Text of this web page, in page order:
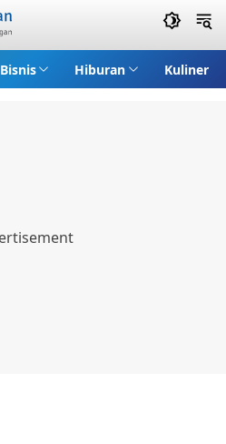
Bisnis Hiburan Kuliner